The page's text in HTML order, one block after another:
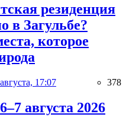
резиденция
в Загульбе?
которое
17:07 378
августа 2026